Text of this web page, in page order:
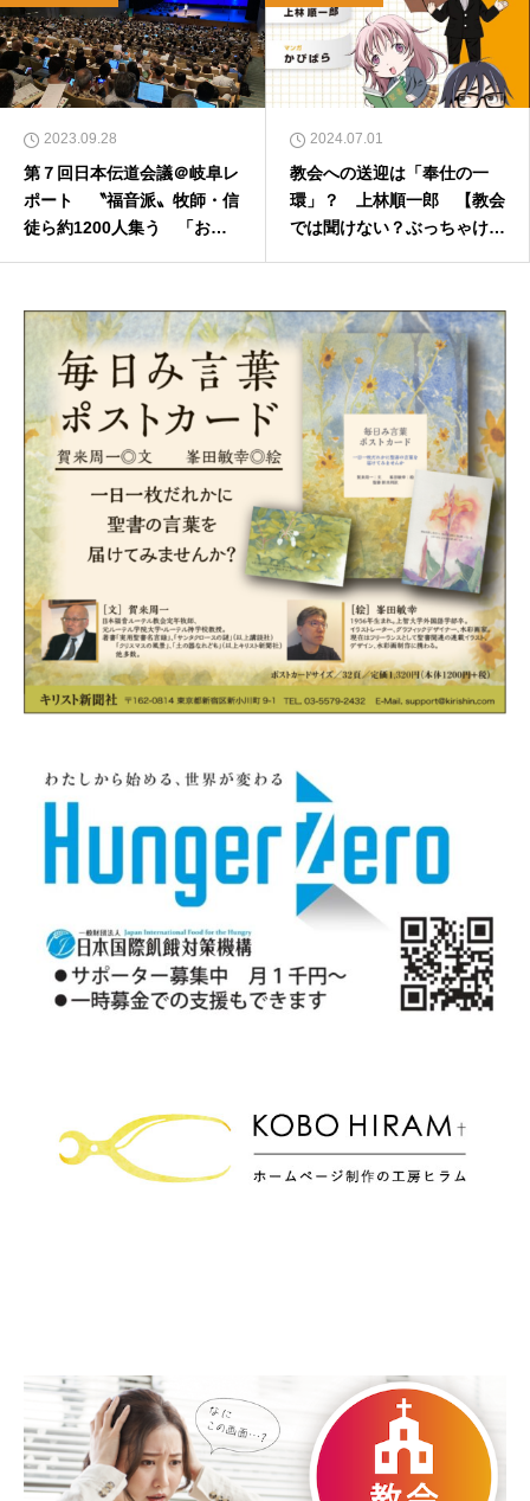
2023.09.28
第７回日本伝道会議＠岐阜レ
ポート 〝福音派〟牧師・信
徒ら約1200人集う 「おわ
2024.07.01
教会への送迎は「奉仕の一
環」？ 上林順一郎 【教会
では聞けない？ぶっちゃけQ